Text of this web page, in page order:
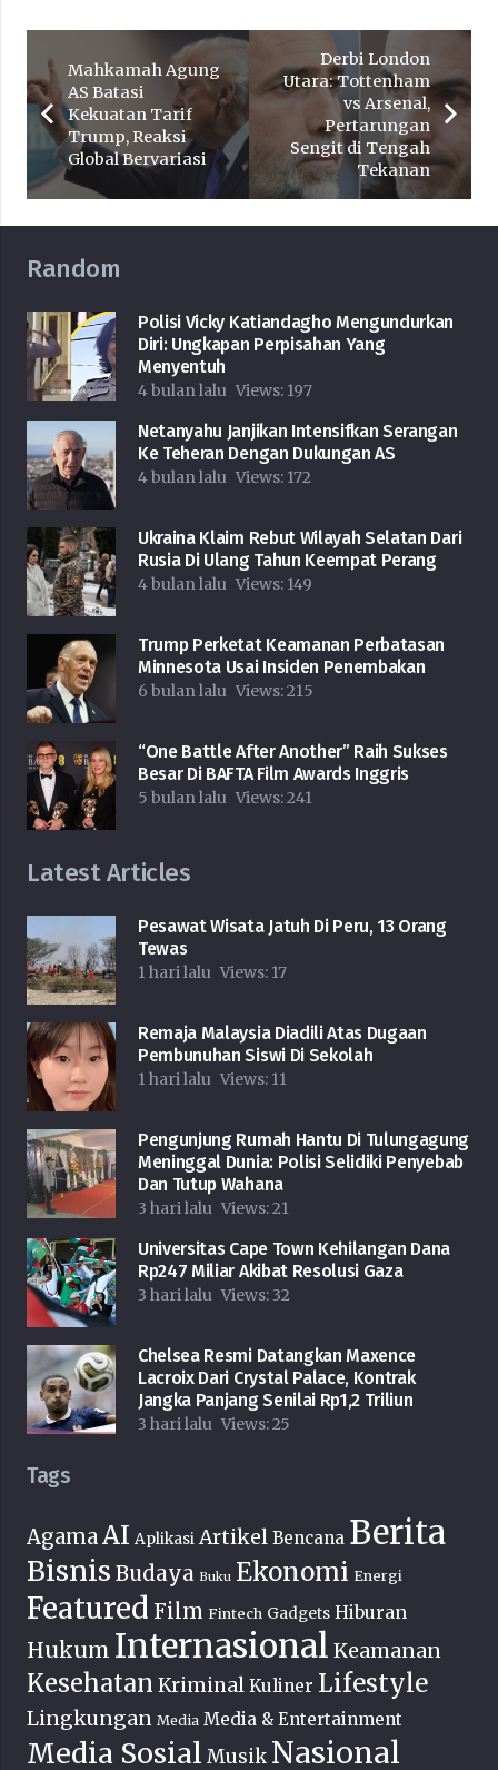
Mahkamah Agung
AS Batasi
Kekuatan Tarif
Trump, Reaksi
Global Bervariasi
Derbi London
Utara: Tottenham
vs Arsenal,
Pertarungan
Sengit di Tengah
Tekanan
Random
Polisi Vicky Katiandagho Mengundurkan
Diri: Ungkapan Perpisahan Yang
Menyentuh
4 bulan lalu Views: 197
Netanyahu Janjikan Intensifkan Serangan
Ke Teheran Dengan Dukungan AS
4 bulan lalu Views: 172
Ukraina Klaim Rebut Wilayah Selatan Dari
Rusia Di Ulang Tahun Keempat Perang
4 bulan lalu Views: 149
Trump Perketat Keamanan Perbatasan
Minnesota Usai Insiden Penembakan
6 bulan lalu Views:215
“One Battle After Another” Raih Sukses
Besar Di BAFTA Film Awards Inggris
5 bulan lalu Views:241
Latest Articles
Pesawat Wisata Jatuh Di Peru, 13 Orang
Tewas
1 hari lalu Views: 17
Remaja Malaysia Diadili Atas Dugaan
Pembunuhan Siswi Di Sekolah
1 hari lalu Views: 11
Pengunjung Rumah Hantu Di Tulungagung
Meninggal Dunia: Polisi Selidiki Penyebab
Dan Tutup Wahana
3 hari lalu Views:21
Universitas Cape Town Kehilangan Dana
Rp247 Miliar Akibat Resolusi Gaza
3 hari lalu Views: 32
Chelsea Resmi Datangkan Maxence
Lacroix Dari Crystal Palace, Kontrak
Jangka Panjang Senilai Rp1,2 Triliun
3 hari lalu Views:25
Tags
AgamaAI Aplikasi Artikel Bencana Berita
Bisnis Budaya Buku Ekonomi Energi
Featured Film Fintech Gadgets Hiburan
Hukum Internasional Keamanan
Kesehatan Kriminal Kuliner Lifestyle
Lingkungan Media Media & Entertainment
Media Sosial Musik Nasional